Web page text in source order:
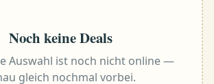
Noch keine Deals
Auswahl ist noch nicht online —
gleich nochmal vorbei.